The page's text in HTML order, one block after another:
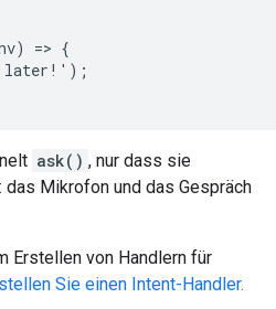
=> {
ask() , nur dass sie
Mikrofon und das Gespräch
Erstellen von Handlern für
Sie einen Intent-Handler.